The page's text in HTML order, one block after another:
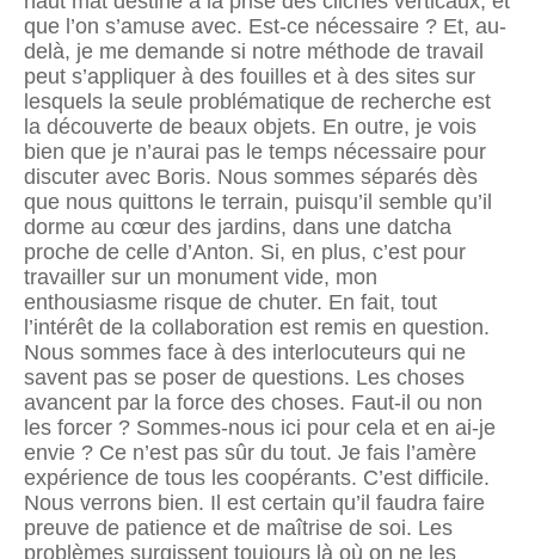
que l’on s’amuse avec. Est-ce nécessaire ? Et, au-
delà, je me demande si notre méthode de travail
peut s’appliquer à des fouilles et à des sites sur
lesquels la seule problématique de recherche est
la découverte de beaux objets. En outre, je vois
bien que je n’aurai pas le temps nécessaire pour
discuter avec Boris. Nous sommes séparés dès
que nous quittons le terrain, puisqu’il semble qu’il
dorme au cœur des jardins, dans une datcha
proche de celle d’Anton. Si, en plus, c’est pour
travailler sur un monument vide, mon
enthousiasme risque de chuter. En fait, tout
l’intérêt de la collaboration est remis en question.
Nous sommes face à des interlocuteurs qui ne
savent pas se poser de questions. Les choses
avancent par la force des choses. Faut-il ou non
les forcer ? Sommes-nous ici pour cela et en ai-je
envie ? Ce n’est pas sûr du tout. Je fais l’amère
expérience de tous les coopérants. C’est difficile.
Nous verrons bien. Il est certain qu’il faudra faire
preuve de patience et de maîtrise de soi. Les
problèmes surgissent toujours là où on ne les